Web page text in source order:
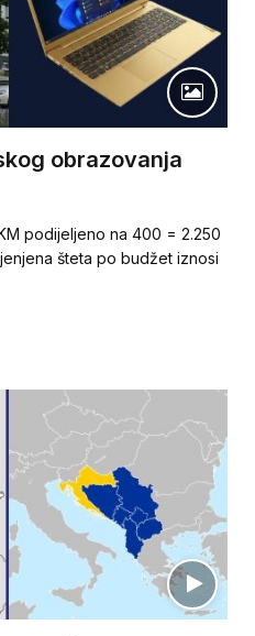
obrazovanja
podijeljeno na 400 = 2.250
šteta po budžet iznosi